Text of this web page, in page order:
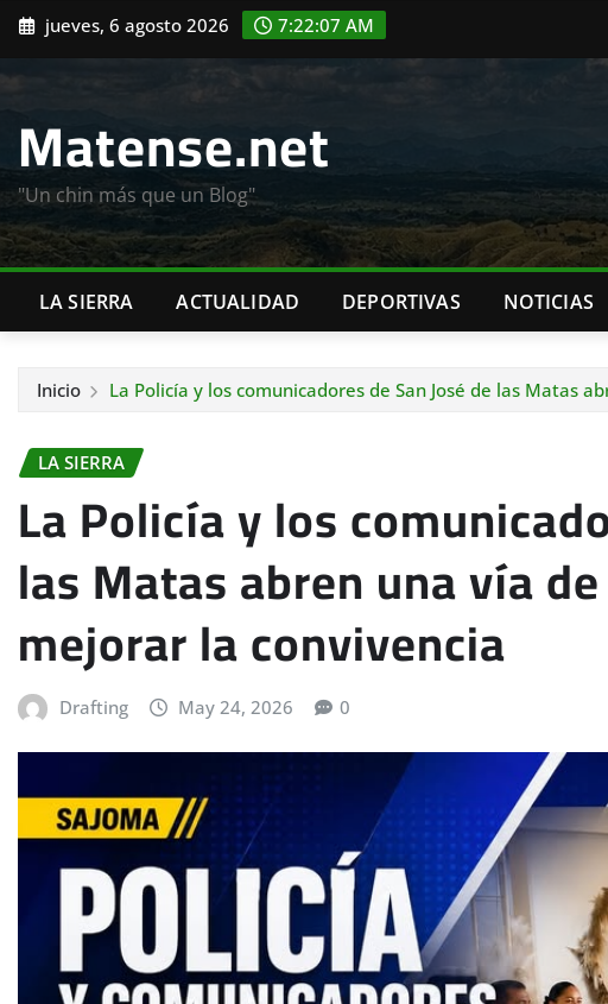
Saltar
contenido
jueves, 6 agosto 2026 7:22:08 AM
Matense.net
"Un chin más que un Blog"
LA SIERRA ACTUALIDAD DEPORTIVAS NOTICIAS
Inicio La Policía y los comunicadores de San José de las Matas
LA SIERRA
La Policía y los
las Matas abren una vía
mejorar la convivencia
Drafting May 24, 2026 0